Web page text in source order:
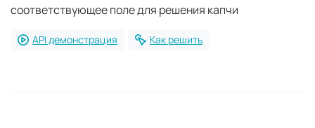
соответствующее поле для решения капчи
API демонстрация Как решить